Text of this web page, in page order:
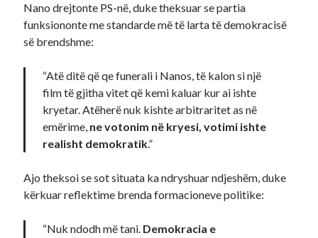
Nano drejtonte PS-në, duke theksuar se partia
funksiononte me standarde më të larta të demokracisë
së brendshme:
“Atë ditë që qe funerali i Nanos, të kalon si një
film të gjitha vitet që kemi kaluar kur ai ishte
kryetar. Atëherë nuk kishte arbitraritet as në
emërime, ne votonim në kryesi, votimi ishte
realisht demokratik.”
Ajo theksoi se sot situata ka ndryshuar ndjeshëm, duke
kërkuar reflektime brenda formacioneve politike:
“Nuk ndodh më tani. Demokracia e